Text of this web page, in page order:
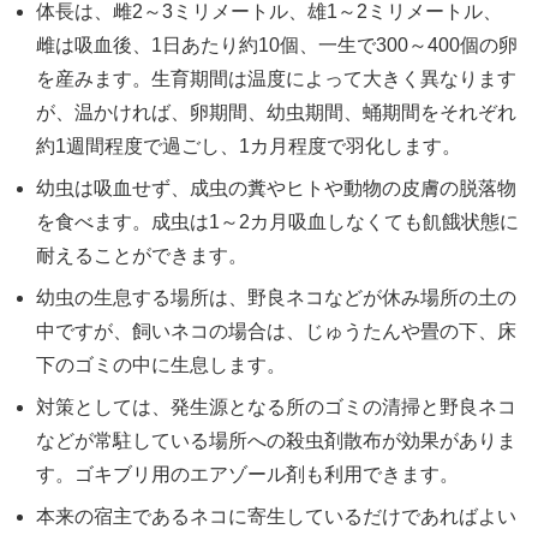
体長は、雌2～3ミリメートル、雄1～2ミリメートル、
雌は吸血後、1日あたり約10個、一生で300～400個の卵
を産みます。生育期間は温度によって大きく異なります
が、温かければ、卵期間、幼虫期間、蛹期間をそれぞれ
約1週間程度で過ごし、1カ月程度で羽化します。
幼虫は吸血せず、成虫の糞やヒトや動物の皮膚の脱落物
を食べます。成虫は1～2カ月吸血しなくても飢餓状態に
耐えることができます。
幼虫の生息する場所は、野良ネコなどが休み場所の土の
中ですが、飼いネコの場合は、じゅうたんや畳の下、床
下のゴミの中に生息します。
対策としては、発生源となる所のゴミの清掃と野良ネコ
などが常駐している場所への殺虫剤散布が効果がありま
す。ゴキブリ用のエアゾール剤も利用できます。
本来の宿主であるネコに寄生しているだけであればよい